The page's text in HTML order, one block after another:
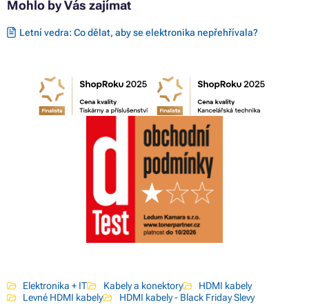
Mohlo by Vás zajímat
Letní vedra: Co dělat, aby se elektronika nepřehřívala?
Elektronika + IT Kabely a konektory
HDMI kabely
Levné HDMI kabely
HDMI kabely - Black Friday Slevy